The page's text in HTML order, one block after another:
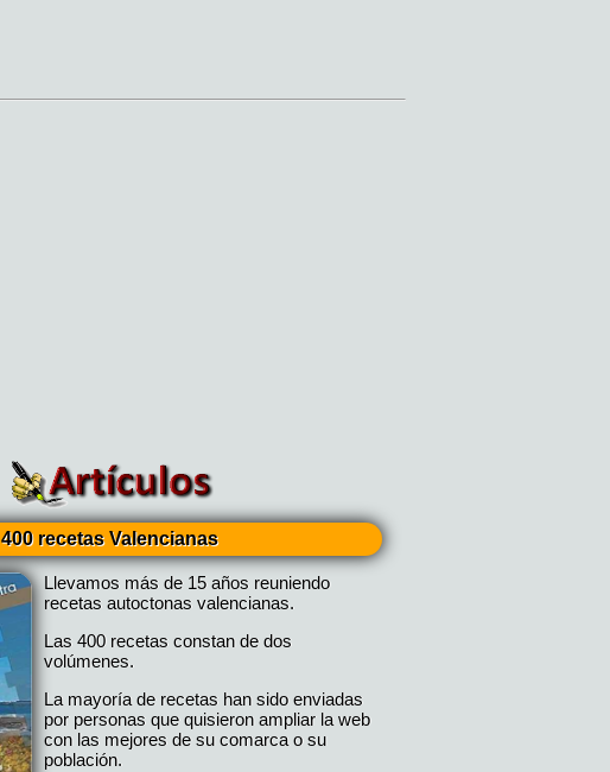
400 recetas Valencianas
Llevamos más de 15 años reuniendo
recetas autoctonas valencianas.
Las 400 recetas constan de dos
volúmenes.
La mayoría de recetas han sido enviadas
por personas que quisieron ampliar la web
con las mejores de su comarca o su
población.